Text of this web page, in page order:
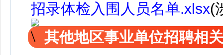
招录体检入围人员名单.xlsx(
其他地区事业单位招聘相